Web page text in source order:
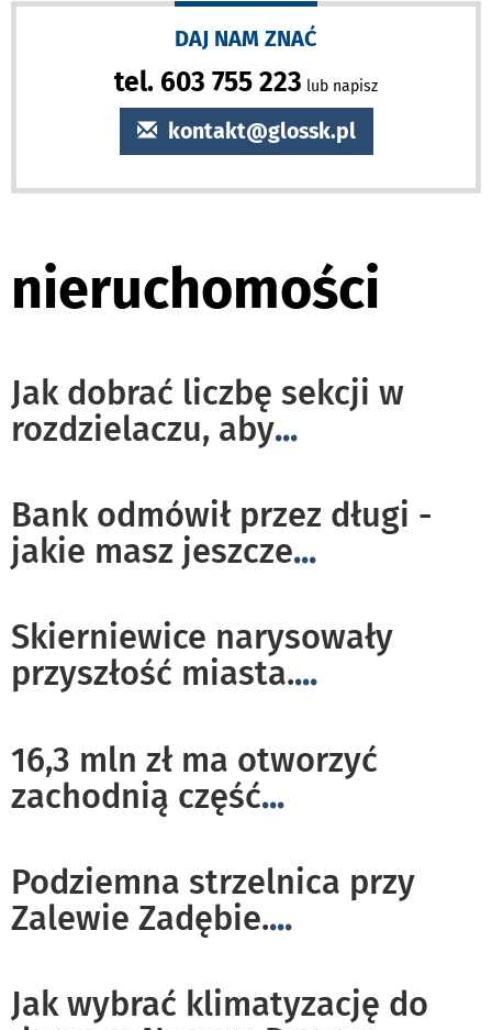
DAJ NAM ZNAĆ
tel. 603 755 223 lub napisz
kontakt@glossk.pl
nieruchomości
Jak dobrać liczbę sekcji w
rozdzielaczu, aby...
Bank odmówił przez długi -
jakie masz jeszcze...
Skierniewice narysowały
przyszłość miasta....
16,3 mln zł ma otworzyć
zachodnią część...
Podziemna strzelnica przy
Zalewie Zadębie....
Jak wybrać klimatyzację do